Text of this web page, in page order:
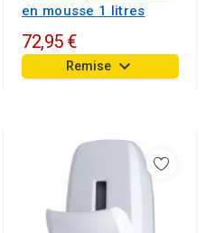
en mousse 1 litres
72,95 €
Remise keyboard_arrow_down